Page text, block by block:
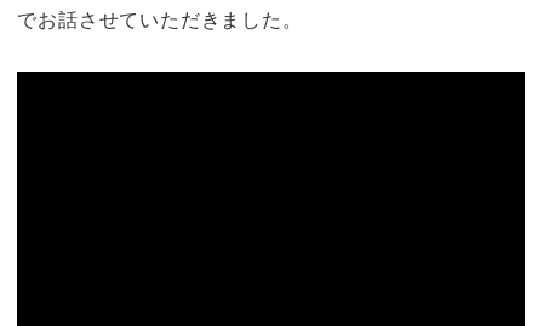
でお話させていただきました。